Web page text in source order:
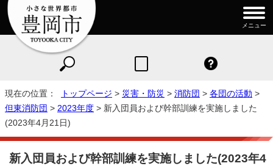
メニュー
現在の位置： トップページ > 災害・防災 > 消防団 > 各団の活動 >
但東消防団 > 2023年度 > 新入団員および幹部訓練を実施しました
(2023年4月21日)
新入団員および幹部訓練を実施しました(2023年4